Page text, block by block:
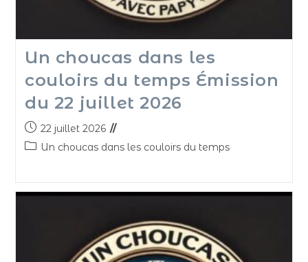
Un choucas dans les
couloirs du temps Émission
du 22 juillet 2026
22 juillet 2026
Un choucas dans les couloirs du temps